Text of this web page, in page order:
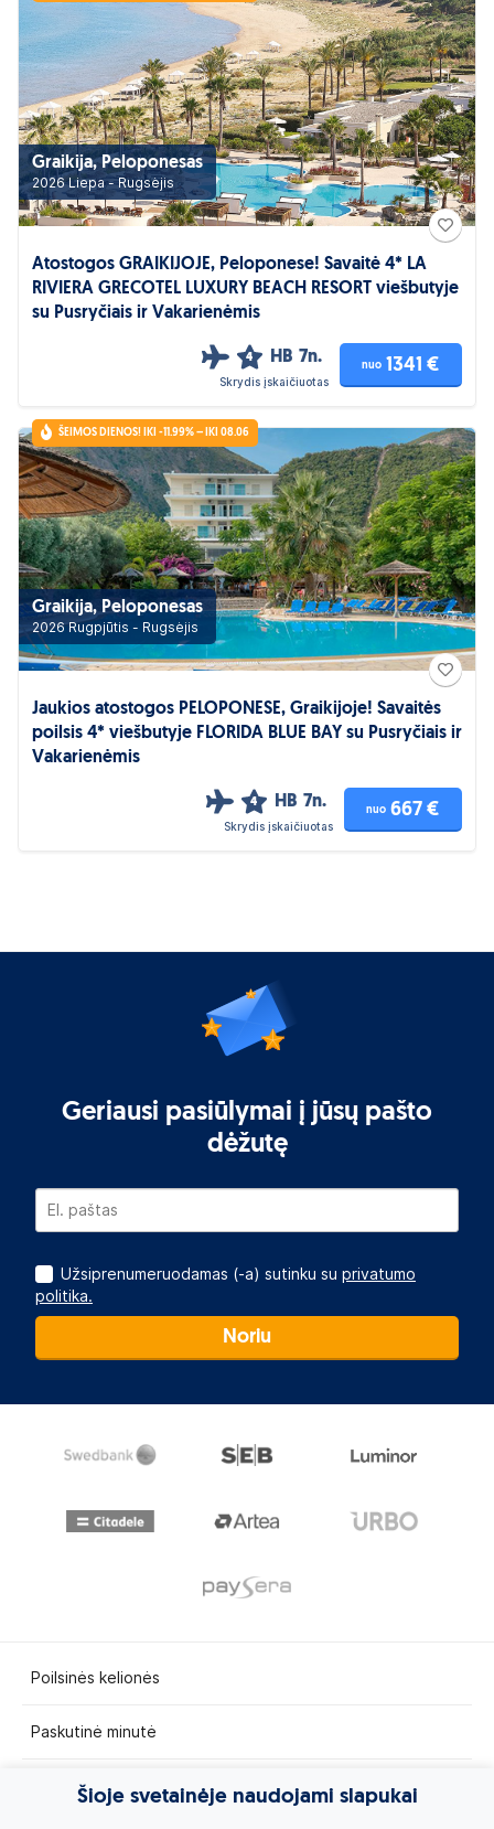
Graikija, Peloponesas
2026 Liepa - Rugsėjis
Atostogos GRAIKIJOJE, Peloponese! Savaitė 4* LA
RIVIERA GRECOTEL LUXURY BEACH RESORT viešbutyje
su Pusryčiais ir Vakarienėmis
4 HB 7n.
Skrydis įskaičiuotas
nuo 1341 €
ŠEIMOS DIENOS! IKI -11.99% – IKI 08.06
Graikija, Peloponesas
2026 Rugpjūtis - Rugsėjis
Jaukios atostogos PELOPONESE, Graikijoje! Savaitės
poilsis 4* viešbutyje FLORIDA BLUE BAY su Pusryčiais ir
Vakarienėmis
4 HB 7n.
Skrydis įskaičiuotas
nuo 667 €
Geriausi pasiūlymai į jūsų pašto
dėžutę
Užsiprenumeruodamas (-a) sutinku su privatumo
politika.
Noriu
Poilsinės kelionės
Paskutinė minutė
Egzotinės kelionės
Šioje svetainėje naudojami slapukai